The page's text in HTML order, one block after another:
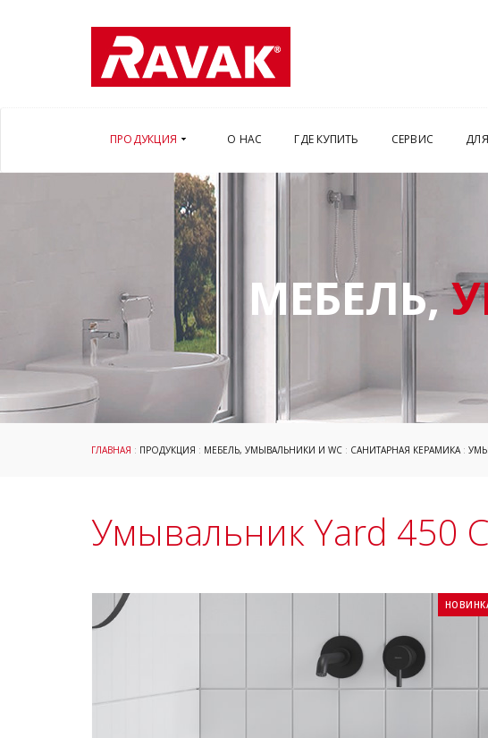
ПРОДУКЦИЯ О НАС ГДЕ КУПИТЬ СЕРВИС
МЕБЕЛЬ,
ГЛАВНАЯ : ПРОДУКЦИЯ : МЕБЕЛЬ, УМЫВАЛЬНИКИ И WC : САНИТАРНАЯ КЕРАМИКА:
Умывальник Yard 450